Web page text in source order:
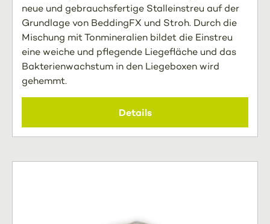
neue und gebrauchsfertige Stalleinstreu auf der
Grundlage von BeddingFX und Stroh. Durch die
Mischung mit Tonmineralien bildet die Einstreu
eine weiche und pflegende Liegefläche und das
Bakterienwachstum in den Liegeboxen wird
gehemmt.
Details